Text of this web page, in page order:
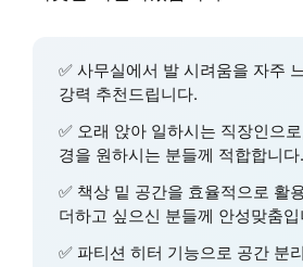
✅ 사무실에서 발 시려움을 자주
강력 추천드립니다.
✅ 오래 앉아 일하시는 직장인 으
경을 원하시는 분들께 적합합니다.
✅ 책상 밑 공간을 효율적으로 활
더하고 싶으신 분들께 안성맞춤입
✅ 파티션 히터 기능으로 공간 분